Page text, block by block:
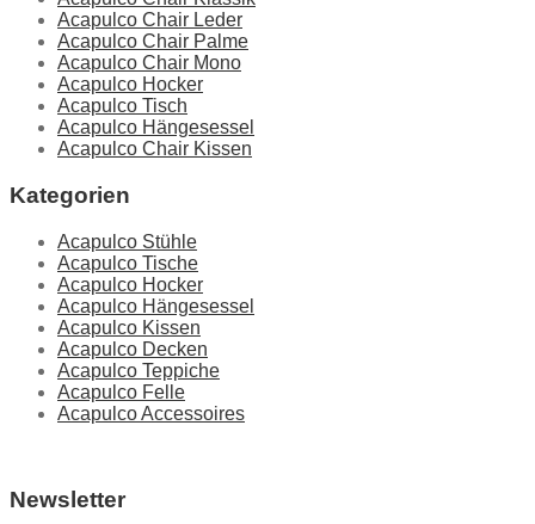
Acapulco Chair Leder
Acapulco Chair Palme
Acapulco Chair Mono
Acapulco Hocker
Acapulco Tisch
Acapulco Hängesessel
Acapulco Chair Kissen
Kategorien
Acapulco Stühle
Acapulco Tische
Acapulco Hocker
Acapulco Hängesessel
Acapulco Kissen
Acapulco Decken
Acapulco Teppiche
Acapulco Felle
Acapulco Accessoires
Newsletter